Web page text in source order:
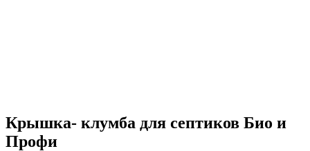
Крышка- клумба для септиков Био и
Профи